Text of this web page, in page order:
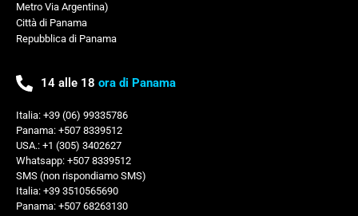
Metro Via Argentina)
Città di Panama
Repubblica di Panama
14 alle 18ora di Panama
Italia: +39 (06) 99335786
Panama: +507 8339512
USA.: +1 (305) 3402627
Whatsapp: +507 8339512
SMS (non rispondiamo SMS)
Italia: +39 3510565690
Panama: +507 68263130